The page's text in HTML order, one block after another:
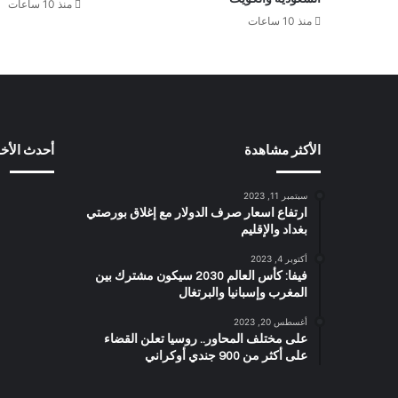
منذ 10 ساعات
منذ 10 ساعات
الأكثر مشاهدة
سبتمبر 11, 2023
ارتفاع اسعار صرف الدولار مع إغلاق بورصتي
بغداد والإقليم
أكتوبر 4, 2023
فيفا: كأس العالم 2030 سيكون مشترك بين
المغرب وإسبانيا والبرتغال
أغسطس 20, 2023
على مختلف المحاور.. روسيا تعلن القضاء
على أكثر من 900 جندي أوكراني
أحدث